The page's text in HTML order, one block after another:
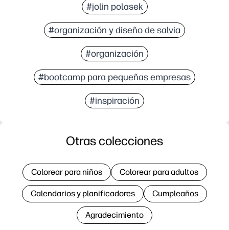
#jolin polasek
#organización y diseño de salvia
#organización
#bootcamp para pequeñas empresas
#inspiración
Otras colecciones
Colorear para niños Colorear para adultos
Calendarios y planificadores Cumpleaños
Agradecimiento